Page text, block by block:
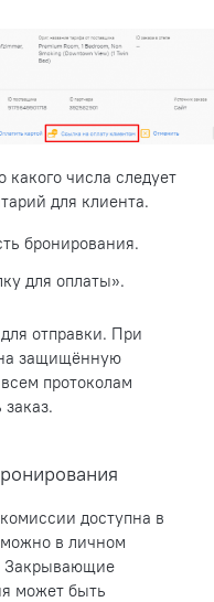
числа следует
для клиента.
бронирования.
для оплаты».
отправки. При
на защищённую
протоколам
доступна в
в личном
Закрывающие
может быть